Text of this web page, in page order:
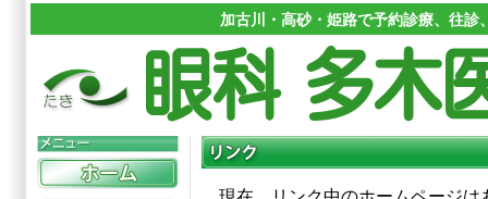
加古川・高砂・姫路で予約診療、往